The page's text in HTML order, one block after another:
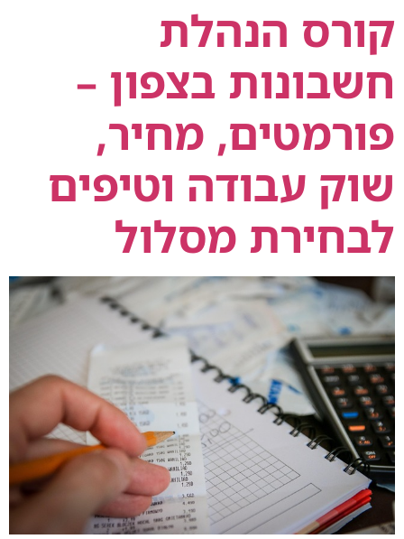
קורס הנהלת
חשבונות בצפון –
פורמטים, מחיר,
שוק עבודה וטיפים
לבחירת מסלול